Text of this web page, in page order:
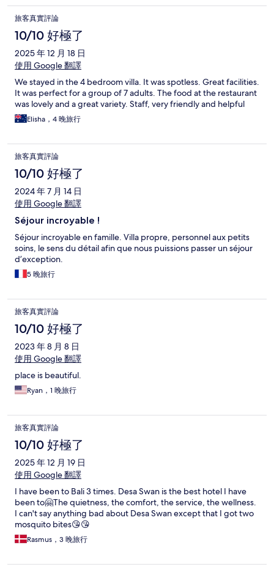
旅客真實評論
10/10 好極了
2025 年 12 月 18 日
使用 Google 翻譯
We stayed in the 4 bedroom villa. It was spotless. Great facilities.
It was perfect for a group of 7 adults. The food at the restaurant
was lovely and a great variety. Staff, very friendly and helpful
Elisha，4 晚旅行
旅客真實評論
10/10 好極了
2024 年 7 月 14 日
使用 Google 翻譯
Séjour incroyable !
Séjour incroyable en famille. Villa propre, personnel aux petits
soins, le sens du détail afin que nous puissions passer un séjour
d’exception.
5 晚旅行
旅客真實評論
10/10 好極了
2023 年 8 月 8 日
使用 Google 翻譯
place is beautiful.
Ryan，1 晚旅行
旅客真實評論
10/10 好極了
2025 年 12 月 19 日
使用 Google 翻譯
I have been to Bali 3 times. Desa Swan is the best hotel I have
been to🤗The quietness, the comfort, the service, the wellness.
I can't say anything bad about Desa Swan except that I got two
mosquito bites😘😘
Rasmus，3 晚旅行